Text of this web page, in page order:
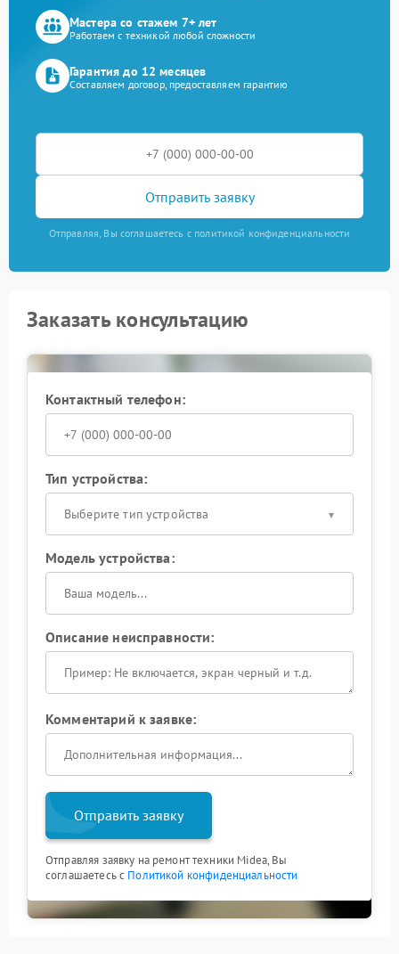
Мастера со стажем 7+ лет
Работаем с техникой любой сложности
Гарантия до 12 месяцев
Составляем договор, предоставляем гарантию
Отправить заявку
Отправляя, Вы соглашаетесь с политикой конфиденциальности
Заказать консультацию
Контактный телефон:
Тип устройства:
Выберите тип устройства
Модель устройства:
Описание неисправности:
Комментарий к заявке:
Отправить заявку
Отправляя заявку на ремонт техники Midea, Вы
соглашаетесь с Политикой конфиденциальности